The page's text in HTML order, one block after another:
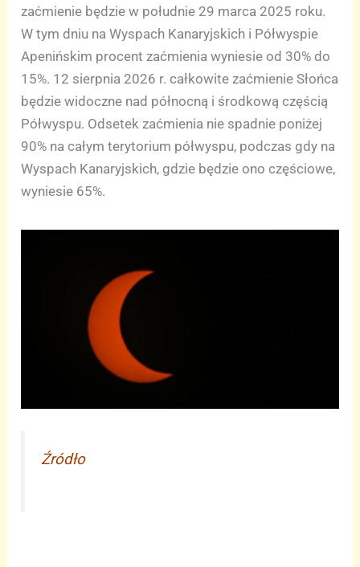
zaćmienie będzie w południe 29 marca 2025 roku.
W tym dniu na Wyspach Kanaryjskich i Półwyspie
Apenińskim procent zaćmienia wyniesie od 30% do
15%. 12 sierpnia 2026 r. całkowite zaćmienie Słońca
będzie widoczne nad północną i środkową częścią
Półwyspu. Odsetek zaćmienia nie spadnie poniżej
90% na całym terytorium półwyspu, podczas gdy na
Wyspach Kanaryjskich, gdzie będzie ono częściowe,
wyniesie 65%.
Źródło